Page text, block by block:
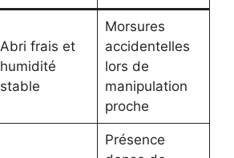
Abri frais et
humidité
stable
Morsures
accidentelles
lors de
manipulation
proche
Présence